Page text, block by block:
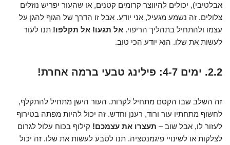
אבלטיבי), יכולים להיווצר קרומים קטנים, או שהעור יפריש נוזלים
צלולים. זה נשמע מגעיל, אני יודע. אבל זו הדרך של הגוף להגן על
עצמו ולהתחיל בתהליך הריפוי. אל תגעו! אל תקלפו! תנו לעור
לעשות את שלו. הוא יודע הכי טוב.
2.2. ימים 4-7: פילינג טבעי ברמה אחרת!
זה השלב שבו הקסם מתחיל לקרות. העור הישן מתחיל להתקלף,
לחשוף מתחתיו עור ורוד, רענן וחדש. זה יכול להיות מפתה בטירוף
לעזור לו, אבל שוב – תעצרו את עצמכם! קילוף בכוח עלול לגרום
לצלקות או לשינויי פיגמנטציה. תנו לטבע לעשות את שלו. זה יכול